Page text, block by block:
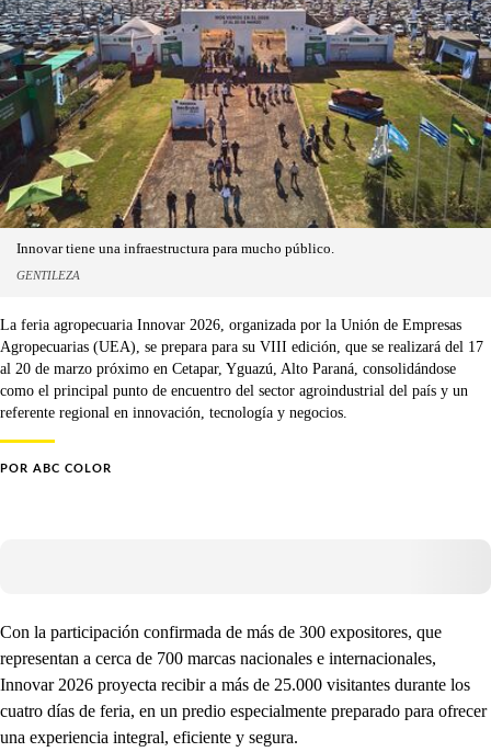
Innovar tiene una infraestructura para mucho público.
GENTILEZA
La feria agropecuaria Innovar 2026, organizada por la Unión de Empresas
Agropecuarias (UEA), se prepara para su VIII edición, que se realizará del 17
al 20 de marzo próximo en Cetapar, Yguazú, Alto Paraná, consolidándose
como el principal punto de encuentro del sector agroindustrial del país y un
referente regional en innovación, tecnología y negocios.
POR ABC COLOR
Con la participación confirmada de más de 300 expositores, que
representan a cerca de 700 marcas nacionales e internacionales,
Innovar 2026 proyecta recibir a más de 25.000 visitantes durante los
cuatro días de feria, en un predio especialmente preparado para ofrecer
una experiencia integral, eficiente y segura.